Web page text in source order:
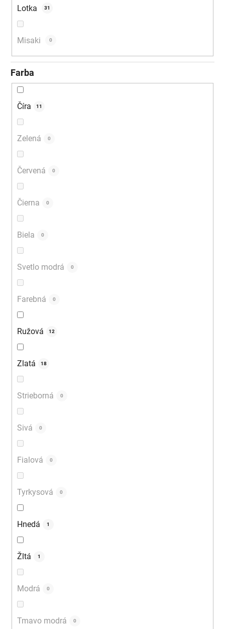
Lotka 31
Misaki 0
Farba
Číra 11
Zelená 0
Červená 0
Čierna 0
Biela 0
Svetlo modrá 0
Farebná 0
Ružová 12
Zlatá 18
Strieborná 0
Sivá 0
Fialová 0
Tyrkysová 0
Hnedá 1
Žltá 1
Modrá 0
Tmavo modrá 0